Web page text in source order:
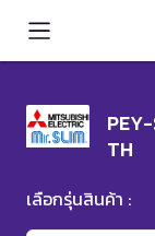
TH
เลือกรุ่นสินค้า :